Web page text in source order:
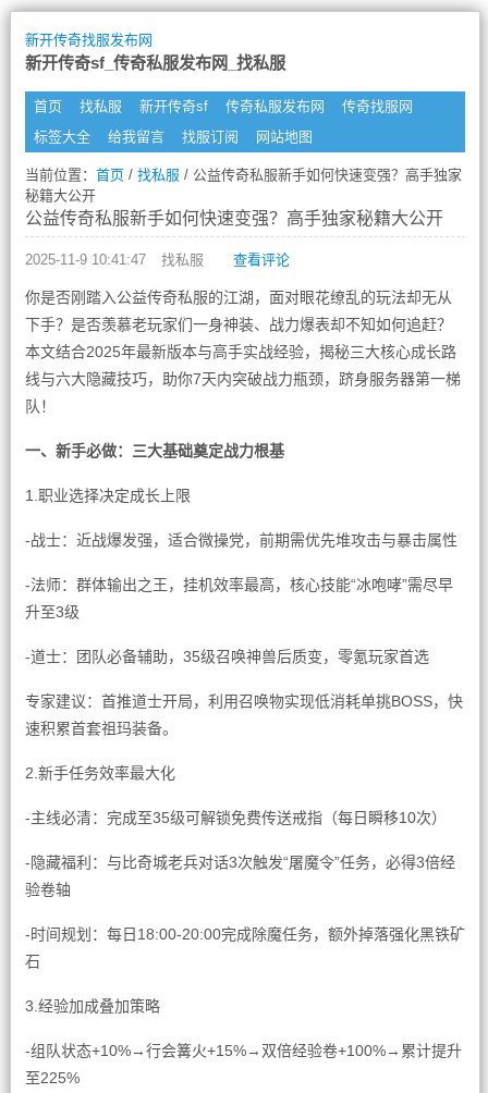
新开传奇找服发布网
新开传奇sf_传奇私服发布网_找私服
首页 找私服 新开传奇sf 传奇私服发布网
传奇找服网
标签大全
给我留言 找服订阅 网站地图
当前位置： 首页/ 找私服 / 公益传奇私服新手如何快速变强？高手独家
秘籍大公开
公益传奇私服新手如何快速变强？高手独家秘籍大公开
2025-11-9 10:41:47 找私服 查看评论
你是否刚踏入公益传奇私服的江湖，面对眼花缭乱的玩法却无从
下手？是否羡慕老玩家们一身神装、战力爆表却不知如何追赶？
本文结合2025年最新版本与高手实战经验，揭秘三大核心成长路
线与六大隐藏技巧，助你7天内突破战力瓶颈，跻身服务器第一梯
队！
一、新手必做：三大基础奠定战力根基
1.职业选择决定成长上限
-战士：近战爆发强，适合微操党，前期需优先堆攻击与暴击属性
-法师：群体输出之王，挂机效率最高，核心技能“冰咆哮”需尽早
升至3级
-道士：团队必备辅助，35级召唤神兽后质变，零氪玩家首选
专家建议：首推道士开局，利用召唤物实现低消耗单挑BOSS，快
速积累首套祖玛装备。
2.新手任务效率最大化
-主线必清：完成至35级可解锁免费传送戒指（每日瞬移10次）
-隐藏福利：与比奇城老兵对话3次触发“屠魔令”任务，必得3倍经
验卷轴
-时间规划：每日18:00-20:00完成除魔任务，额外掉落强化黑铁矿
石
3.经验加成叠加策略
-组队状态+10%→行会篝火+15%→双倍经验卷+100%→累计提升
至225%